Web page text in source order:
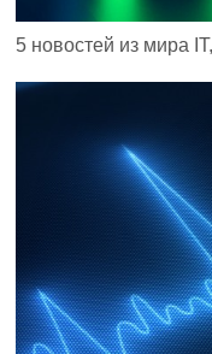
5 новостей из мира